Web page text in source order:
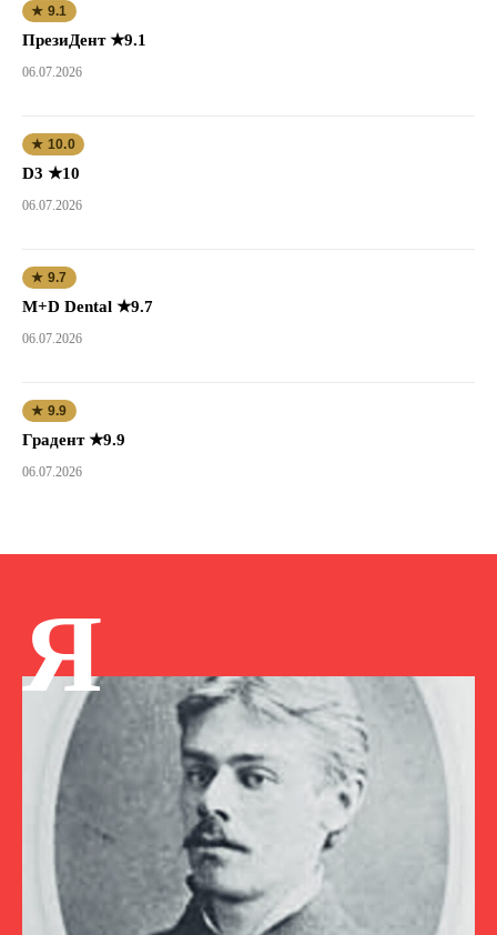
★ 9.1
ПрезиДент ★9.1
06.07.2026
★ 10.0
D3 ★10
06.07.2026
★ 9.7
M+D Dental ★9.7
06.07.2026
★ 9.9
Градент ★9.9
06.07.2026
Я